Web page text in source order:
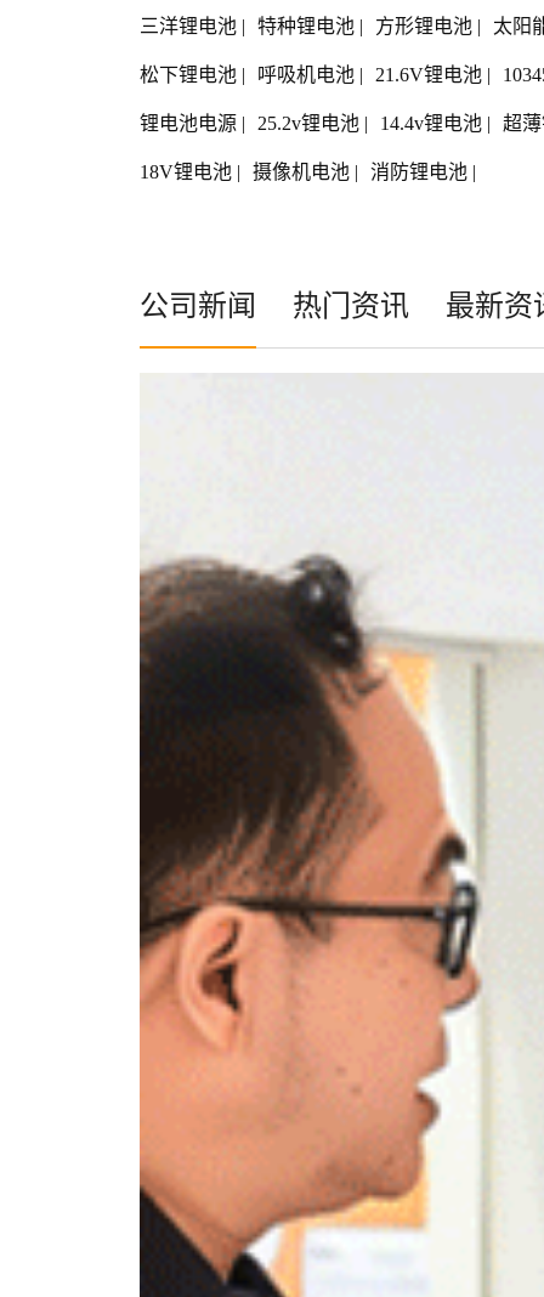
三洋锂电池 | 特种锂电池 | 方形锂电池 | 太阳
松下锂电池 | 呼吸机电池 | 21.6V锂电池 |
锂电池电源 | 25.2v锂电池 | 14.4v锂电池 | 超
18V锂电池 | 摄像机电池 | 消防锂电池 |
公司新闻 热门资讯 最新资